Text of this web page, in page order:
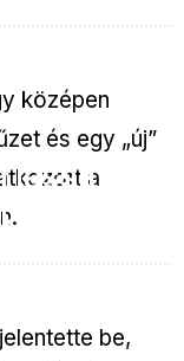
középen
és egy „új”
a
az
– épp
be,